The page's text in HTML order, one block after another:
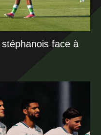
face à